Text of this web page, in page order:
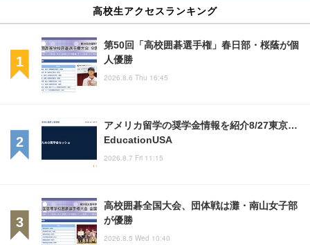
高校生アクセスランキング
第50回「高校囲碁選手権」春日部・桜蔭が個
人優勝
2026.8.6 Thu 16:45
アメリカ留学の奨学金情報を紹介8/27東京…
EducationUSA
2026.8.7 Fri 11:15
高校囲碁全国大会、団体戦は灘・南山女子部
が優勝
2026.8.5 Wed 10:40